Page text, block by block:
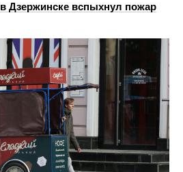
Дзержинске вспыхнул пожар